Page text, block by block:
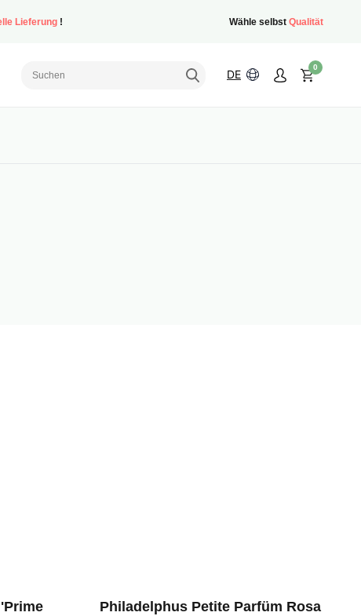
Lieferung ! Wähle selbst Qualität
DE
0
Philadelphus Petite Parfüm Rosa